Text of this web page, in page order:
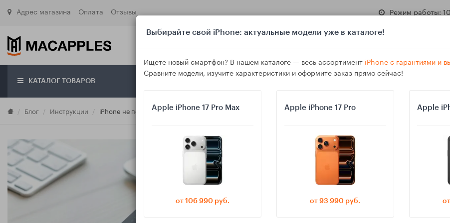
Адрес магазина Оплата Отзывы Режим работы:
КАТАЛОГ ТОВАРОВ
Блог Инструкции iPhone не показывает «Подписки» в Apple ID: где искать, почему раздел пропал и как отменить списания
Выбирайте свой iPhone: актуальные модели уже в каталоге!
Ищете новый смартфон? В нашем каталоге — весь ассортимент iPhone с гарантиями и
Сравните модели, изучите характеристики и оформите заказ прямо сейчас!
Apple iPhone 17 Pro Max
от 106 990 руб.
Apple iPhone 17 Pro
от 93 990 руб.
Apple